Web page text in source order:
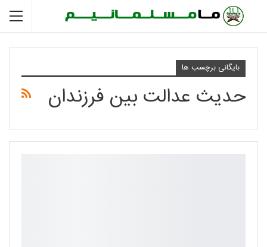
بایگانی برچسب ها
حدیث عدالت بین فرزندان